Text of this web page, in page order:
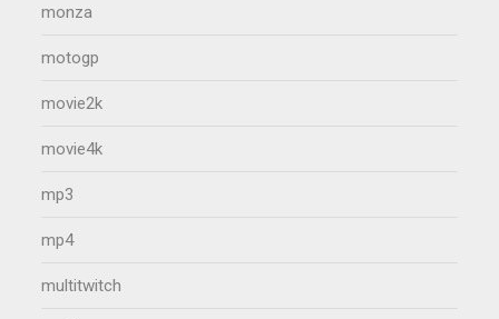
monza
motogp
movie2k
movie4k
mp3
mp4
multitwitch